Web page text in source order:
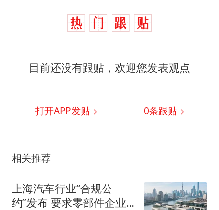
目前还没有跟贴，欢迎您发表观点
打开APP发贴 0条跟贴
相关推荐
上海汽车行业“合规公
约”发布 要求零部件企业